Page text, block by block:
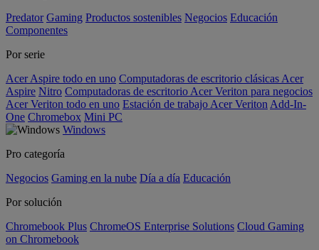
Predator Gaming Productos sostenibles Negocios Educación
Componentes
Por serie
Acer Aspire todo en uno Computadoras de escritorio clásicas Acer
Aspire Nitro Computadoras de escritorio Acer Veriton para negocios
Acer Veriton todo en uno Estación de trabajo Acer Veriton Add-In-
One Chromebox Mini PC
Windows
Pro categoría
Negocios Gaming en la nube Día a día Educación
Por solución
Chromebook Plus ChromeOS Enterprise Solutions Cloud Gaming
on Chromebook